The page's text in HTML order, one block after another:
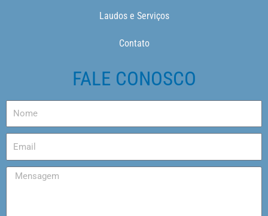
Laudos e Serviços
Contato
FALE CONOSCO